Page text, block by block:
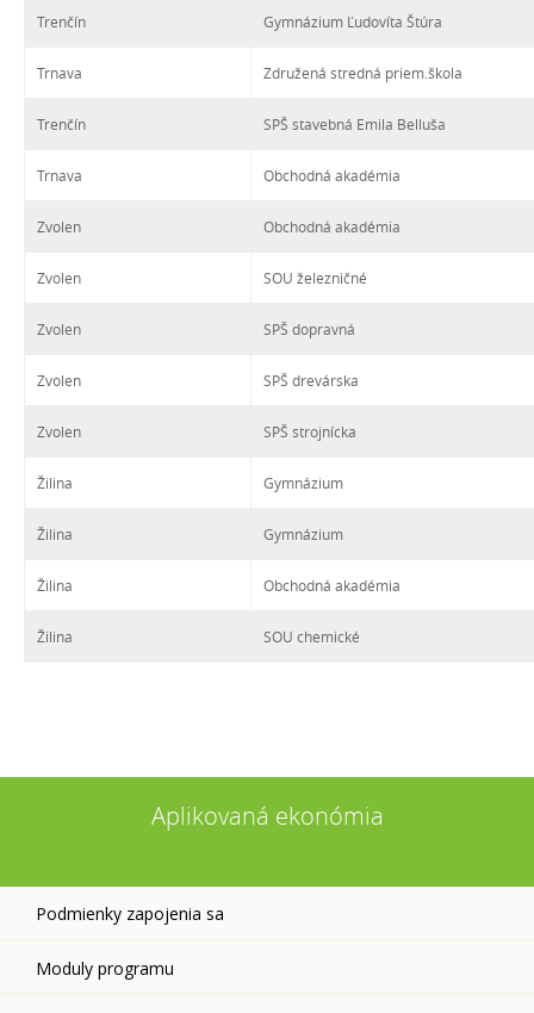
Trenčín Gymnázium Ľudovíta Štúra
Trnava Združená stredná priem.škola
Trenčín SPŠ stavebná Emila Belluša
Trnava Obchodná akadémia
Zvolen Obchodná akadémia
Zvolen SOU železničné
Zvolen SPŠ dopravná
Zvolen SPŠ drevárska
Zvolen SPŠ strojnícka
Žilina Gymnázium
Žilina Gymnázium
Žilina Obchodná akadémia
Žilina SOU chemické
Aplikovaná ekonómia
Podmienky zapojenia sa
Moduly programu